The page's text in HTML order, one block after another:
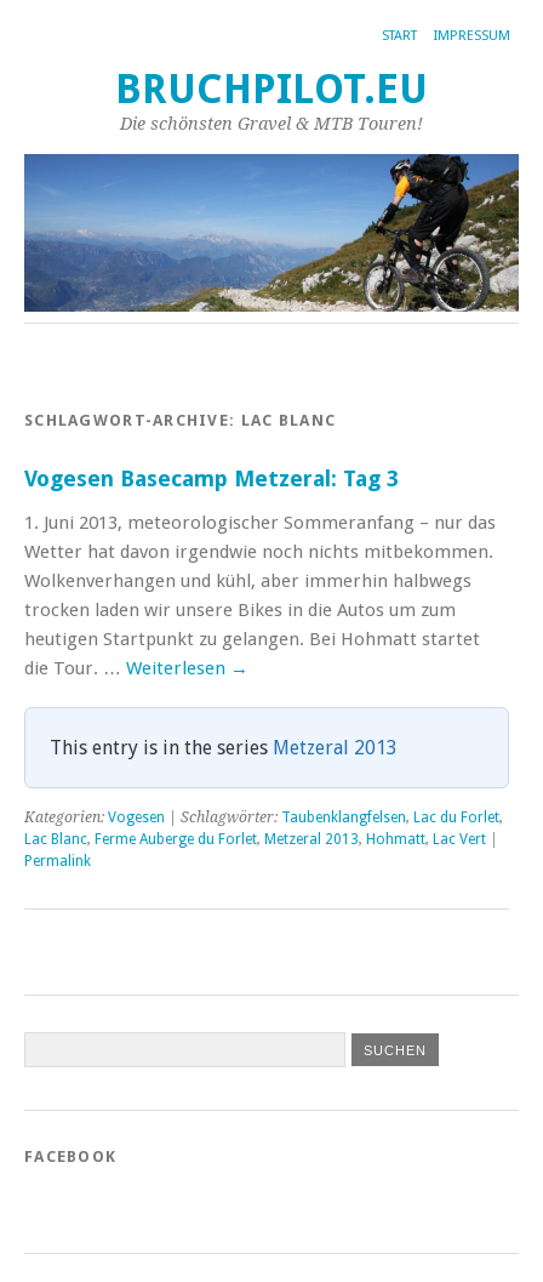
START IMPRESSUM
BRUCHPILOT.EU
Die schönsten Gravel & MTB Touren!
SCHLAGWORT-ARCHIVE: LAC BLANC
Vogesen Basecamp Metzeral: Tag 3
1. Juni 2013, meteorologischer Sommeranfang – nur das
Wetter hat davon irgendwie noch nichts mitbekommen.
Wolkenverhangen und kühl, aber immerhin halbwegs
trocken laden wir unsere Bikes in die Autos um zum
heutigen Startpunkt zu gelangen. Bei Hohmatt startet
die Tour. … Weiterlesen →
This entry is in the series Metzeral 2013
Kategorien: Vogesen | Schlagwörter: Taubenklangfelsen, Lac du Forlet,
Lac Blanc, Ferme Auberge du Forlet, Metzeral 2013, Hohmatt, Lac Vert
Permalink
FACEBOOK